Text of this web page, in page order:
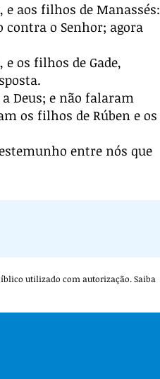
e aos filhos de Manassés:
contra o Senhor; agora
os filhos de Gade,
Deus; e não falaram
os filhos de Rúben e os
entre nós que
utilizado com autorização. Saiba